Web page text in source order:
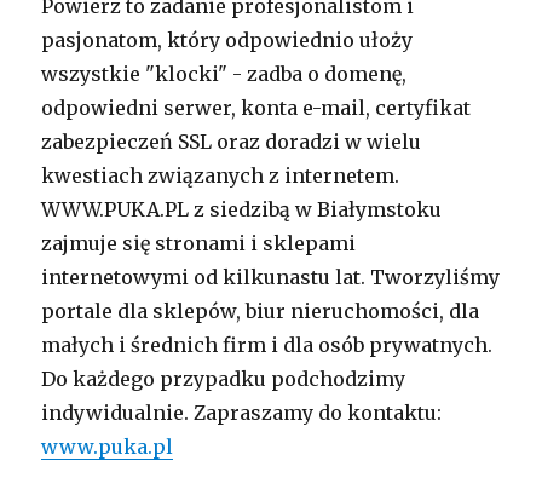
Powierz to zadanie profesjonalistom i
pasjonatom, który odpowiednio ułoży
wszystkie "klocki" - zadba o domenę,
odpowiedni serwer, konta e-mail, certyfikat
zabezpieczeń SSL oraz doradzi w wielu
kwestiach związanych z internetem.
WWW.PUKA.PL z siedzibą w Białymstoku
zajmuje się stronami i sklepami
internetowymi od kilkunastu lat. Tworzyliśmy
portale dla sklepów, biur nieruchomości, dla
małych i średnich firm i dla osób prywatnych.
Do każdego przypadku podchodzimy
indywidualnie. Zapraszamy do kontaktu:
www.puka.pl